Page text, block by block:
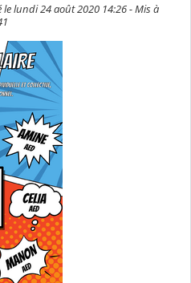
lundi 24 août 2020 14:26 - Mis à